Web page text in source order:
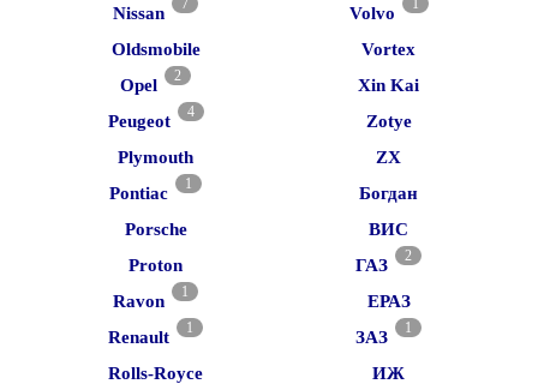
Nissan
7
Oldsmobile
Opel
2
Peugeot 4
Plymouth
Pontiac
1
Porsche
Proton
Ravon
1
Renault 1
Rolls-Royce
Volvo 1
Vortex
Xin Kai
Zotye
ZX
Богдан
ВИС
ГАЗ
2
ЕРАЗ
ЗАЗ
1
ИЖ